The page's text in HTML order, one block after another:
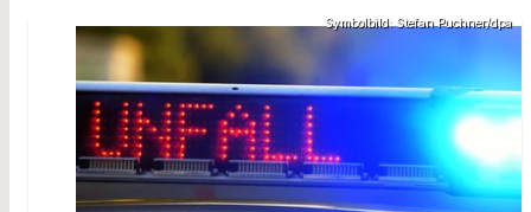
Symbolbild: Stefan Puchner/dpa